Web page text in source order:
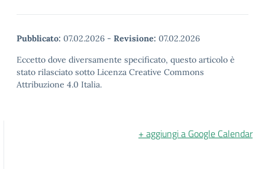
Pubblicato: 07.02.2026 - Revisione: 07.02.2026
Eccetto dove diversamente specificato, questo articolo è
stato rilasciato sotto Licenza Creative Commons
Attribuzione 4.0 Italia.
+ aggiungi a Google Calendar